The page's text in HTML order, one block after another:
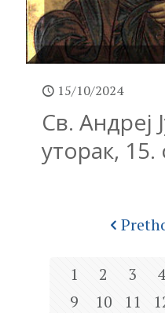
15/10/2024
Св. Андреј
уторак,
1 2 3 4
9
10 11